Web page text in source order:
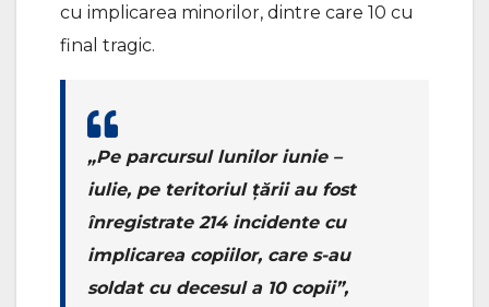
cu implicarea minorilor, dintre care 10 cu
final tragic.
„Pe parcursul lunilor iunie –
iulie, pe teritoriul țării au fost
înregistrate 214 incidente cu
implicarea copiilor, care s-au
soldat cu decesul a 10 copii”,